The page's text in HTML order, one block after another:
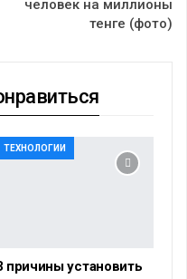
человек на миллионы
тенге (фото)
ТЕХНОЛОГИИ
причины установить